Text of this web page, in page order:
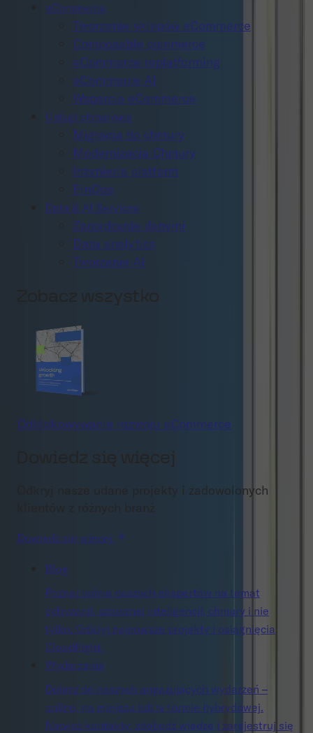
eCommerce
Tworzenie sklepów eCommerce
Composable commerce
eCommerce replatforming
eCommerce AI
Wsparcie eCommerce
Usługi chmurowe
Migracja do chmury
Modernizacja Chmury
Inżynieria platform
FinOps
Data & AI Services
Zarządzanie danymi
Data analytics
Tworzenie AI
Zobacz wszystko
Odblokowywanie rozwoju eCommerce
Dowiedz się więcej
Odkryj nasze udane projekty i zadowolonych
klientów z różnych branż
Dowiedz się więcej
Blog
Poznaj opinie naszych ekspertów na temat
cyfryzacji, sztucznej inteligencji, chmury i nie
tylko. Odkryj najnowsze projekty i osiągnięcia
Cloudflight.
Wydarzenia
Dołącz do naszych angażujących wydarzeń –
online, na miejscu lub w formie hybrydowej.
Nawiąż kontakty, zdobądź wiedzę i zarejestruj się